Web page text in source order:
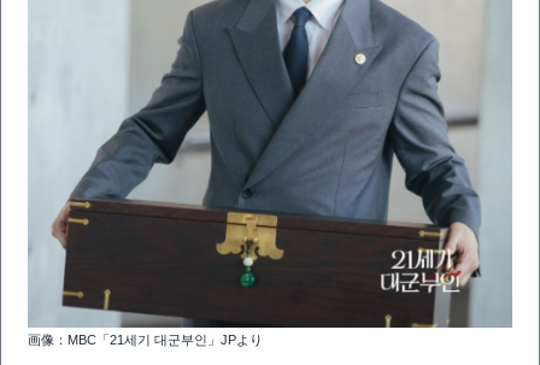
画像：MBC「21세기 대군부인」JPより